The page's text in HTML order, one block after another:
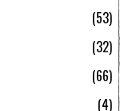
53
32
66
4